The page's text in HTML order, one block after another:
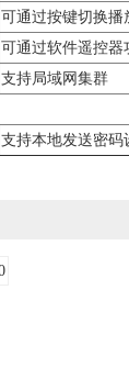
可通过按键切换播
可通过软件遥控器
支持局域网集群
支持本地发送密码